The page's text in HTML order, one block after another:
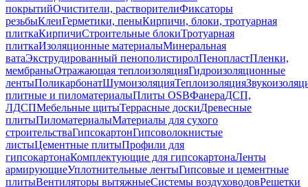
покрытийОчистители, растворителиФиксаторы
резьбыКлеиГерметики, пеныКирпичи, блоки, тротуарная
плиткаКирпичиСтроительные блокиТротуарная
плиткаИзоляционные материалыМинеральная
ватаЭкструдированный пенополистиролПенопластПленки,
мембраныОтражающая теплоизоляцияГидроизоляционные
лентыПоликарбонатШумоизоляцияТеплоизоляция
плитные и пиломатериалыПлиты OSBФанераДСП,
ЛДСПМебельные щитыТеррасные доскиДревесные
плитыПиломатериалыМатериалы для сухого
строительстваГипсокартонГипсоволокнистые
листыЦементные плитыПрофили для
гипсокартонаКомплектующие для гипсокартонаЛенты
армирующиеУплотнительные лентыГипсовые и цементные
плитыВентиляторы вытяжныеСистемы воздуховодовРешетки